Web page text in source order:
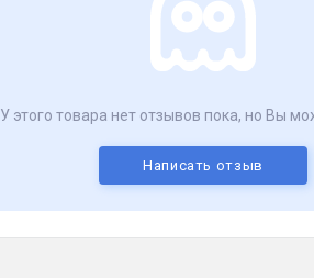
У этого товара нет отзывов пока, но Вы
Написать отзыв